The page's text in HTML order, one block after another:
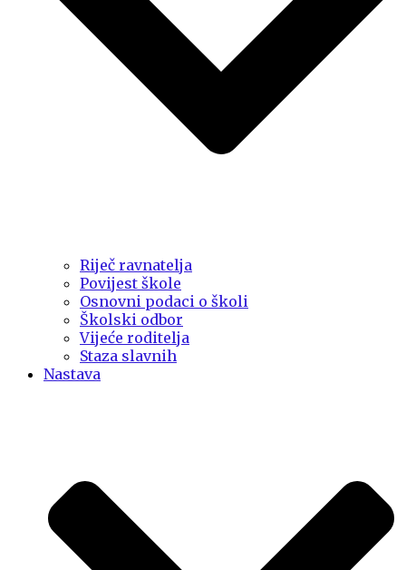
Riječ ravnatelja
Povijest škole
Osnovni podaci o školi
Školski odbor
Vijeće roditelja
Staza slavnih
Nastava